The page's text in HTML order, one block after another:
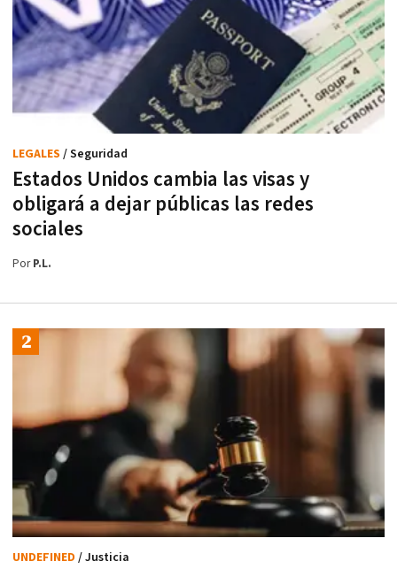
Estados Unidos cambia las visas y
obligará a dejar públicas las redes
sociales
LEGALES / Seguridad
PorP.L.
UNDEFINED / Justicia